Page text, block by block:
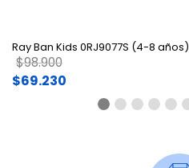
Ray Ban Kids 0RJ9077S (4-8 años)
Price reduced from
$98.900to
$69.230